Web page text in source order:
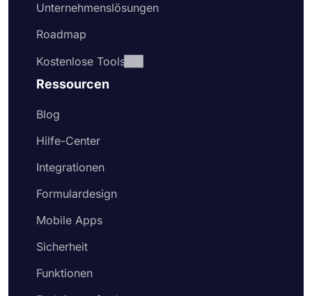
Unternehmenslösungen
Roadmap
Kostenlose Tools
Ressourcen
Blog
Hilfe-Center
Integrationen
Formulardesign
Mobile Apps
Sicherheit
Funktionen